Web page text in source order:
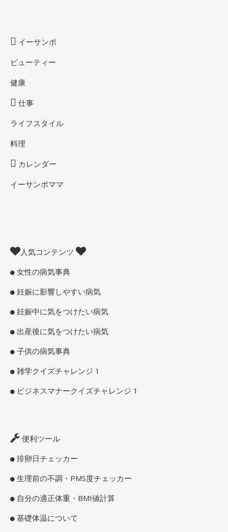
イーサンポ
ビューティー
健康
仕事
ライフスタイル
料理
カレンダー
イーサンポママ
人気コンテンツ
女性の病気事典
妊娠に影響しやすい病気
妊娠中に気をつけたい病気
出産後に気をつけたい病気
子供の病気事典
雑学クイズチャレンジ 1
ビジネスマナークイズチャレンジ 1
便利ツール
排卵日チェッカー
生理前の不調・PMS度チェッカー
自分の適正体重・BMI値計算
基礎体温について